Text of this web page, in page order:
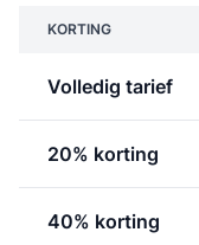
KORTING
Volledig tarief
20% korting
40% korting